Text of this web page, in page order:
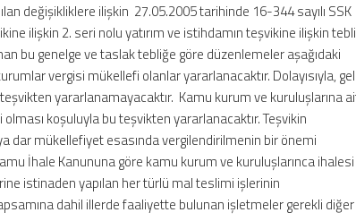
değişikliklere ilişkin 27.05.2005 tarihinde 16-344 sayılı SSK
ilişkin 2. seri nolu yatırım ve istihdamın teşvikine ilişkin
bu genelge ve taslak tebliğe göre düzenlemeler aşağıdaki
vergisi mükellefi olanlar yararlanacaktır. Dolayısıyla,
yararlanamayacaktır. Kamu kurum ve kuruluşlarına
koşuluyla bu teşvikten yararlanacaktır. Teşvikin
dar mükellefiyet esasında vergilendirilmenin bir önemi
İhale Kanununa göre kamu kurum ve kuruluşlarınca ihalesi
istinaden yapılan her türlü mal teslimi işlerinin
dahil illerde faaliyette bulunan işletmeler gerekli diğer